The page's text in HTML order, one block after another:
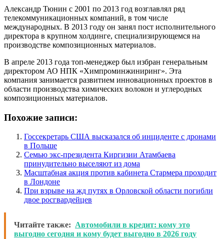
Александр Тюнин с 2001 по 2013 год возглавлял ряд
телекоммуникационных компаний, в том числе
международных. В 2013 году он занял пост исполнительного
директора в крупном холдинге, специализирующемся на
производстве композиционных материалов.
В апреле 2013 года топ-менеджер был избран генеральным
директором АО НПК «Химпроминжиниринг». Эта
компания занимается развитием инновационных проектов в
области производства химических волокон и углеродных
композиционных материалов.
Похожие записи:
Госсекретарь США высказался об инциденте с дронами
в Польше
Семью экс-президента Киргизии Атамбаева
принудительно выселяют из дома
Масштабная акция против кабинета Стармера проходит
в Лондоне
При взрыве на жд путях в Орловской области погибли
двое росгвардейцев
Читайте также: Автомобили в кредит: кому это
выгодно сегодня и кому будет выгодно в 2026 году